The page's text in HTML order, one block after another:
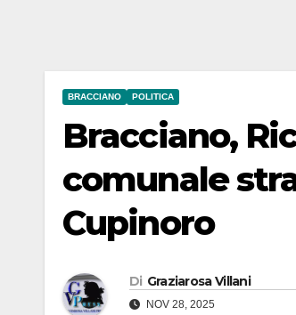
BRACCIANO POLITICA
Bracciano,
comunale
Cupinoro
Di Graziarosa Villani
NOV 28, 2025